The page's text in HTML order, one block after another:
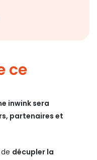
ce
inwink sera
partenaires et
décupler la